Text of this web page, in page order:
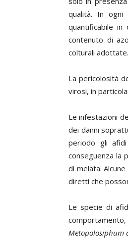
qualità. In
quantificabile in
contenuto di
colturali adottate.
La pericolosità
virosi, in
Le infestazioni
dei danni
periodo gli
conseguenza la
di melata.
diretti che
Le specie di
Metopolosiphum